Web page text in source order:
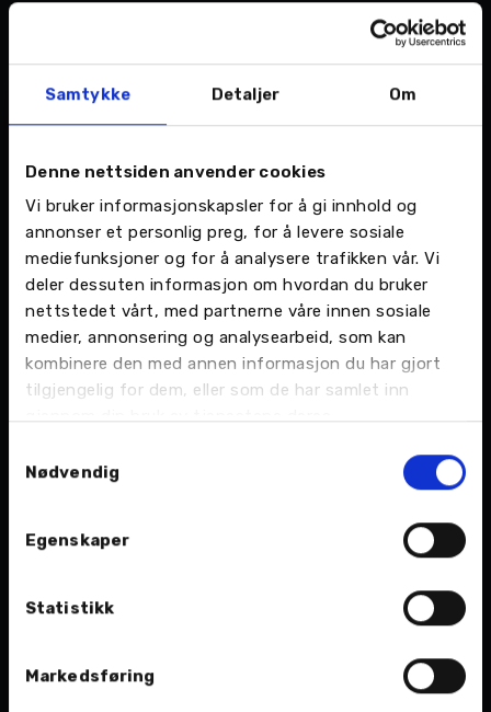
Samtykke Detaljer Om
Denne nettsiden anvender cookies
Vi bruker informasjonskapsler for å gi innhold og
annonser et personlig preg, for å levere sosiale
mediefunksjoner og for å analysere trafikken vår. Vi
deler dessuten informasjon om hvordan du bruker
nettstedet vårt, med partnerne våre innen sosiale
medier, annonsering og analysearbeid, som kan
kombinere den med annen informasjon du har gjort
tilgjengelig for dem, eller som de har samlet inn
gjennom din bruk av tjenestene deres.
Nødvendig
Egenskaper
Statistikk
Markedsføring
Nettbutikken har det meste til hagen, enten det
sakser og annet utstyr. Både utstyr som går på
batteri og bensin.
– Vi har snøfresere fra 26.000 kroner opp til
112.000 kroner, så her er absolutt alle behov
dekket, poengterer Jenssen.
Det betyr også at butikken er rustet til å
håndtere både privat- og bedriftsmarkedet.